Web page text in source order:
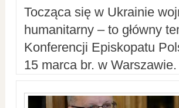
Tocząca się w Ukrainie
humanitarny – to główny
Konferencji Episkopatu
15 marca br. w Warszawie.